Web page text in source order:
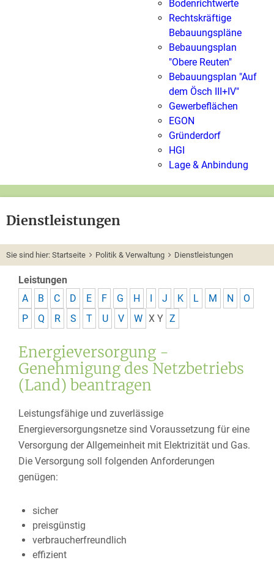
Bodenrichtwerte
Rechtskräftige
Bebauungspläne
Bebauungsplan
"Obere Reuten"
Bebauungsplan "Auf
dem Ösch III+IV"
Gewerbeflächen
EGON
Gründerdorf
HGI
Lage & Anbindung
Dienstleistungen
Sie sind hier: Startseite Politik & Verwaltung Dienstleistungen
Leistungen
A
B C D E F G H I J K L M N
O
P
Q R S T U V W X Y Z
Energieversorgung -
Genehmigung des Netzbetriebs
(Land) beantragen
Leistungsfähige und zuverlässige
Energieversorgungsnetze sind Voraussetzung für eine
Versorgung der Allgemeinheit mit Elektrizität und Gas.
Die Versorgung soll folgenden Anforderungen
genügen:
sicher
preisgünstig
verbraucherfreundlich
effizient